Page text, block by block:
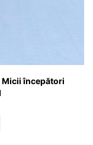
Micii începători